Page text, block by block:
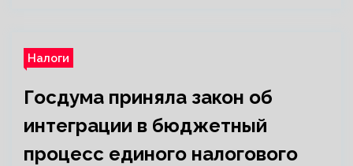
Налоги
Госдума приняла закон об
интеграции в бюджетный
процесс единого налогового